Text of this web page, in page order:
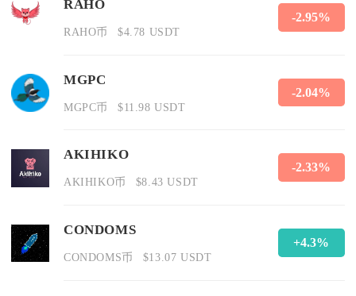
RAHO
RAHO币 $4.78 USDT
-2.95%
MGPC
MGPC币 $11.98 USDT
-2.04%
AKIHIKO
AKIHIKO币 $8.43 USDT
-2.33%
CONDOMS
CONDOMS币 $13.07 USDT
+4.3%